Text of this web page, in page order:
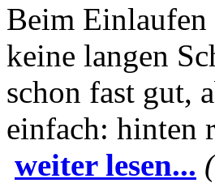
Beim Einlaufen
keine langen
schon fast gut,
einfach: hinten
weiter lesen...